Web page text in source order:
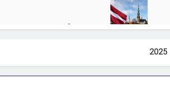
بازده سرمایه‌گذاری املاک در برنامه‌های گلدن ویزا در